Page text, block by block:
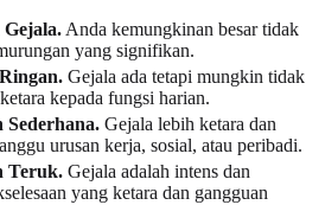
Anda kemungkinan besar tidak
yang signifikan.
Gejala ada tetapi mungkin tidak
kepada fungsi harian.
Sederhana. Gejala lebih ketara dan
urusan kerja, sosial, atau peribadi.
Teruk. Gejala adalah intens dan
yang ketara dan gangguan